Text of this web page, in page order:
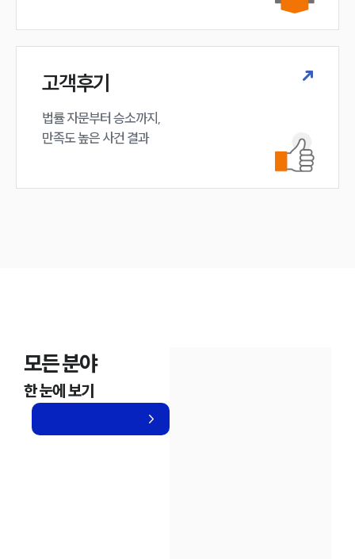
고객후기
법률 자문부터 승소까지,
만족도 높은 사건 결과
모든 분야
한 눈에 보기